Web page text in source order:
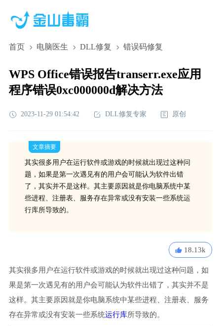
首页 电脑医生 DLL修复 错误码修复
WPS Office错误报告transerr.exe应用
程序错误0xc000000d解决方法
2023-11-29 01:54:42 DLL修复专家 原创
文章摘要
其实很多用户在运行软件或游戏的时候就出现过这种问
题，如果是第一次遇见有的用户会可能认为软件出错
了，其实并不是这样。其主要原因就是你电脑系统中某
些进程、注册表、服务存在异常或没有安装一些系统运
行库所导致的。
18.13k
其实很多用户在运行软件或游戏的时候就出现过这种问题，如
果是第一次遇见有的用户会可能认为软件出错了，其实并不是
这样。其主要原因就是你电脑系统中某些进程、注册表、服务
存在异常或没有安装一些系统运行库所导致的。